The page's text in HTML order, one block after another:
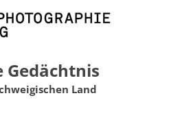
Gedächtnis
Land